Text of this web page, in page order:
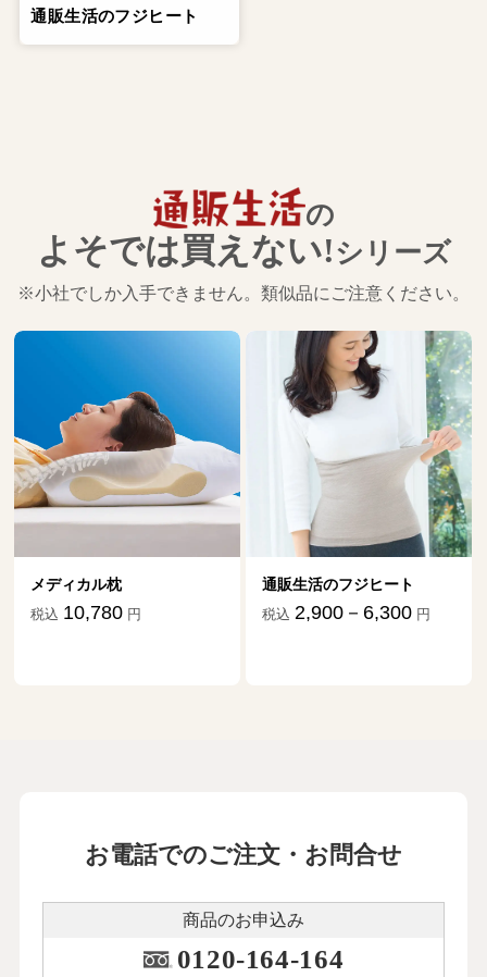
通販生活のフジヒート
の
よそでは買えない!シリーズ
※小社でしか入手できません。類似品にご注意ください。
メディカル枕
税込 10,780 円
通販生活のフジヒート
税込 2,900－6,300 円
お電話でのご注文・お問合せ
商品のお申込み
0120-164-164